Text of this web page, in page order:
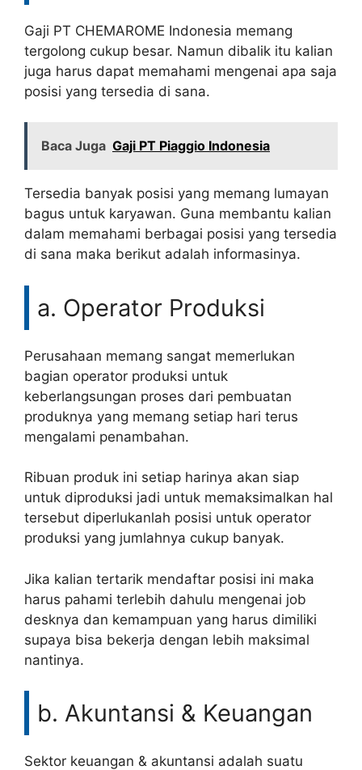
Gaji PT CHEMAROME Indonesia memang
tergolong cukup besar. Namun dibalik itu kalian
juga harus dapat memahami mengenai apa saja
posisi yang tersedia di sana.
Baca Juga Gaji PT Piaggio Indonesia
Tersedia banyak posisi yang memang lumayan
bagus untuk karyawan. Guna membantu kalian
dalam memahami berbagai posisi yang tersedia
di sana maka berikut adalah informasinya.
a. Operator Produksi
Perusahaan memang sangat memerlukan
bagian operator produksi untuk
keberlangsungan proses dari pembuatan
produknya yang memang setiap hari terus
mengalami penambahan.
Ribuan produk ini setiap harinya akan siap
untuk diproduksi jadi untuk memaksimalkan hal
tersebut diperlukanlah posisi untuk operator
produksi yang jumlahnya cukup banyak.
Jika kalian tertarik mendaftar posisi ini maka
harus pahami terlebih dahulu mengenai job
desknya dan kemampuan yang harus dimiliki
supaya bisa bekerja dengan lebih maksimal
nantinya.
b. Akuntansi & Keuangan
Sektor keuangan & akuntansi adalah suatu